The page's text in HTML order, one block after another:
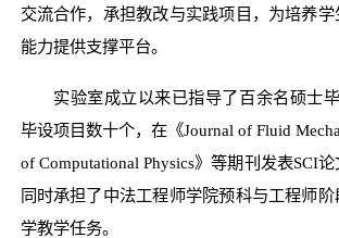
交流合作，承担教改与实践项目，为培养
能力提供支撑平台。
实验室成立以来已指导了百余名硕士
毕设项目数十个，在《Journal of Fluid
of Computational Physics》等期刊发表SCI
同时承担了中法工程师学院预科与工程师
学教学任务。